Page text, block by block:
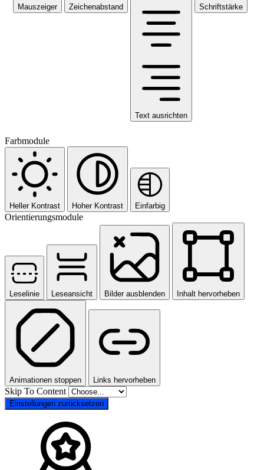
Mauszeiger Zeichenabstand
Text ausrichten
Schriftstärke
Farbmodule
Heller Kontrast Hoher Kontrast Einfarbig
Orientierungsmodule
Leselinie Leseansicht Bilder ausblenden Inhalt hervorheben
Animationen stoppen Links hervorheben
Skip To Content
Einstellungen zurücksetzen